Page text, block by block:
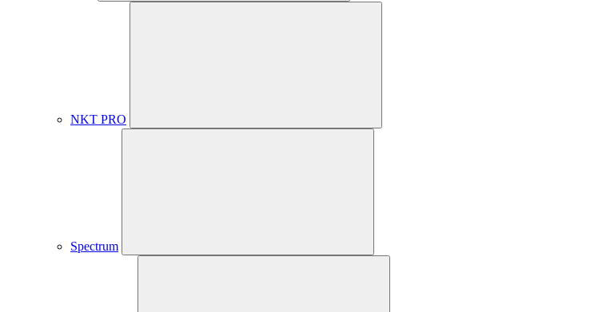
NKT PRO
Spectrum